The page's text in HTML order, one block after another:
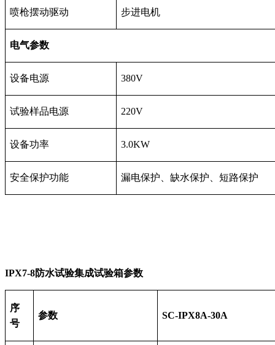
喷枪摆动驱动 步进电机
电气参数
设备电源 380V
试验样品电源 220V
设备功率 3.0KW
安全保护功能 漏电保护、缺水保护、短路保护
IPX7-8防水试验集成试验箱参数
序
号
参数 SC-IPX8A-30A